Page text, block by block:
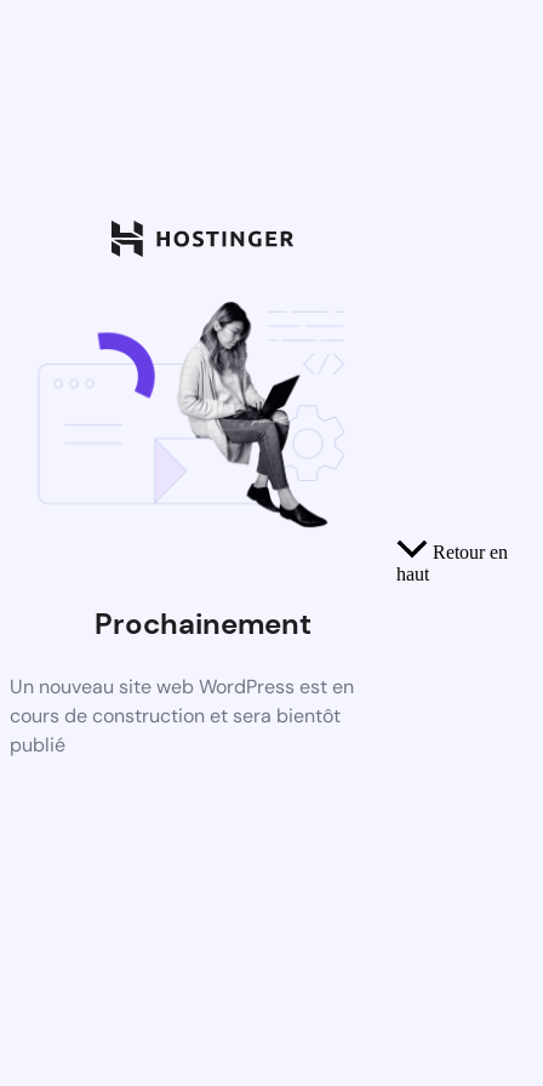
Prochainement
Un nouveau site web WordPress est en
cours de construction et sera bientôt
publié
Retour en
haut